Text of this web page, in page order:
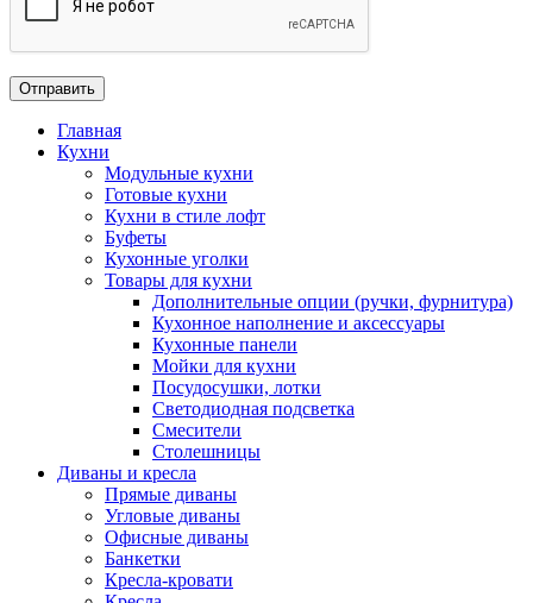
Главная
Кухни
Модульные кухни
Готовые кухни
Кухни в стиле лофт
Буфеты
Кухонные уголки
Товары для кухни
Дополнительные опции (ручки, фурнитура)
Кухонное наполнение и аксессуары
Кухонные панели
Мойки для кухни
Посудосушки, лотки
Светодиодная подсветка
Смесители
Столешницы
Диваны и кресла
Прямые диваны
Угловые диваны
Офисные диваны
Банкетки
Кресла-кровати